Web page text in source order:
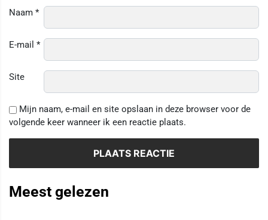
Naam *
E-mail *
Site
Mijn naam, e-mail en site opslaan in deze browser voor de
volgende keer wanneer ik een reactie plaats.
Meest gelezen